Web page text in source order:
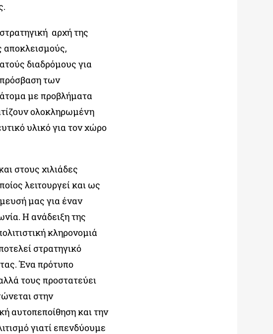
αρχή της
αποκλεισμούς,
διαδρόμους για
πρόσβαση των
με προβλήματα
ολοκληρωμένη
υλικό για τον χώρο
στους χιλιάδες
λειτουργεί και ως
μας για έναν
Η ανάδειξη της
κληρονομιά
στρατηγικό
Ένα πρότυπο
τους προστατεύει
στην
αυτοπεποίθηση και την
γιατί επενδύουμε